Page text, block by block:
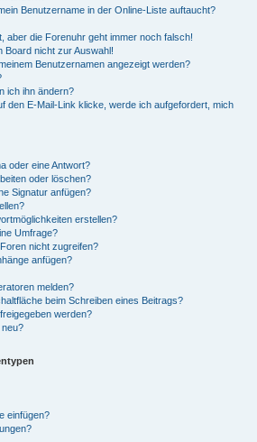
Benutzername in der Online-Liste auftaucht?
aber die Forenuhr geht immer noch falsch!
Board nicht zur Auswahl!
Benutzernamen angezeigt werden?
ich ihn ändern?
den E-Mail-Link klicke, werde ich aufgefordert, mich
oder eine Antwort?
oder löschen?
Signatur anfügen?
erstellen?
Umfrage?
nicht zugreifen?
anfügen?
melden?
beim Schreiben eines Beitrags?
werden?
einfügen?